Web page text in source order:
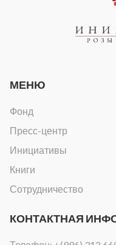
МЕНЮ
Фонд
Пресс-центр
Инициативы
Книги
Сотрудничество
КОНТАКТНАЯ